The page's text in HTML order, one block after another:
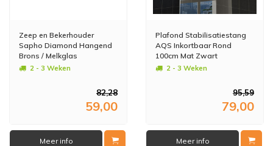
Zeep en Bekerhouder
Sapho Diamond Hangend
Brons / Melkglas
2 - 3 Weken
82,28
59,00
Meer info
Plafond Stabilisatiestang
AQS Inkortbaar Rond
100cm Mat Zwart
2 - 3 Weken
95,59
79,00
Meer info